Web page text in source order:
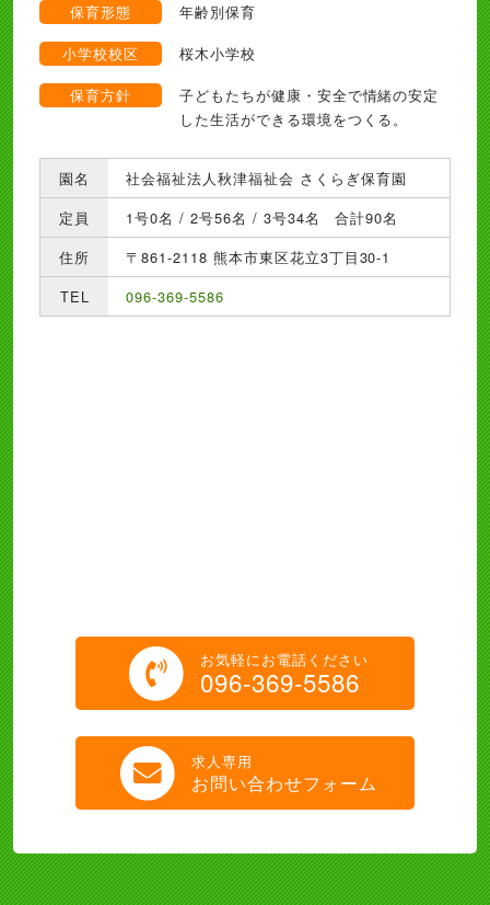
保育形態
年齢別保育
小学校校区
桜木小学校
保育方針
子どもたちが健康・安全で情緒の安定
した生活ができる環境をつくる。
園名
社会福祉法人秋津福祉会 さくらぎ保育園
定員
1号0名 / 2号56名 / 3号34名 合計90名
住所
〒861-2118 熊本市東区花立3丁目30-1
TEL
096-369-5586
お気軽にお電話ください
096-369-5586
求人専用
お問い合わせフォーム